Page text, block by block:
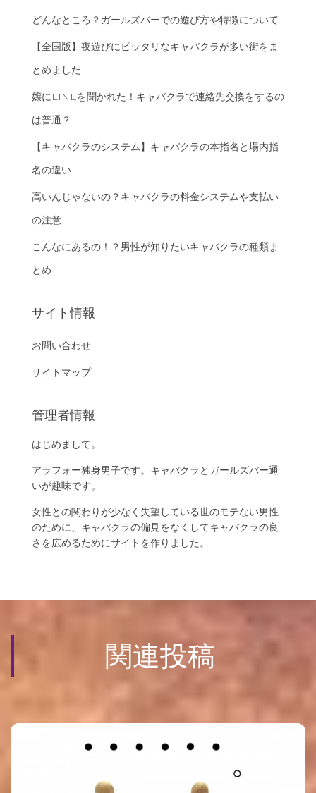
どんなところ？ガールズバーでの遊び方や特徴について
【全国版】夜遊びにピッタリなキャバクラが多い街をま
とめました
嬢にLINEを聞かれた！キャバクラで連絡先交換をするの
は普通？
【キャバクラのシステム】キャバクラの本指名と場内指
名の違い
高いんじゃないの？キャバクラの料金システムや支払い
の注意
こんなにあるの！？男性が知りたいキャバクラの種類ま
とめ
サイト情報
お問い合わせ
サイトマップ
管理者情報
はじめまして。
アラフォー独身男子です。キャバクラとガールズバー通
いが趣味です。
女性との関わりが少なく失望している世のモテない男性
のために、キャバクラの偏見をなくしてキャバクラの良
さを広めるためにサイトを作りました。
関連投稿